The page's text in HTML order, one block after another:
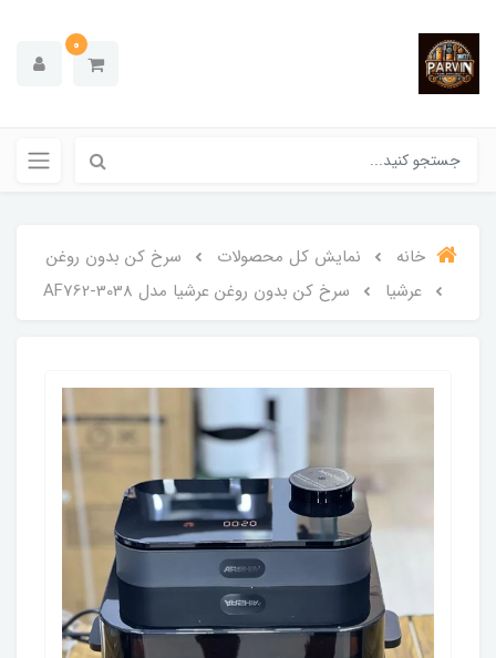
0
خانه نمایش کل محصولات
سرخ کن بدون روغن
عرشیا
سرخ کن بدون روغن عرشیا مدل AF762-3038